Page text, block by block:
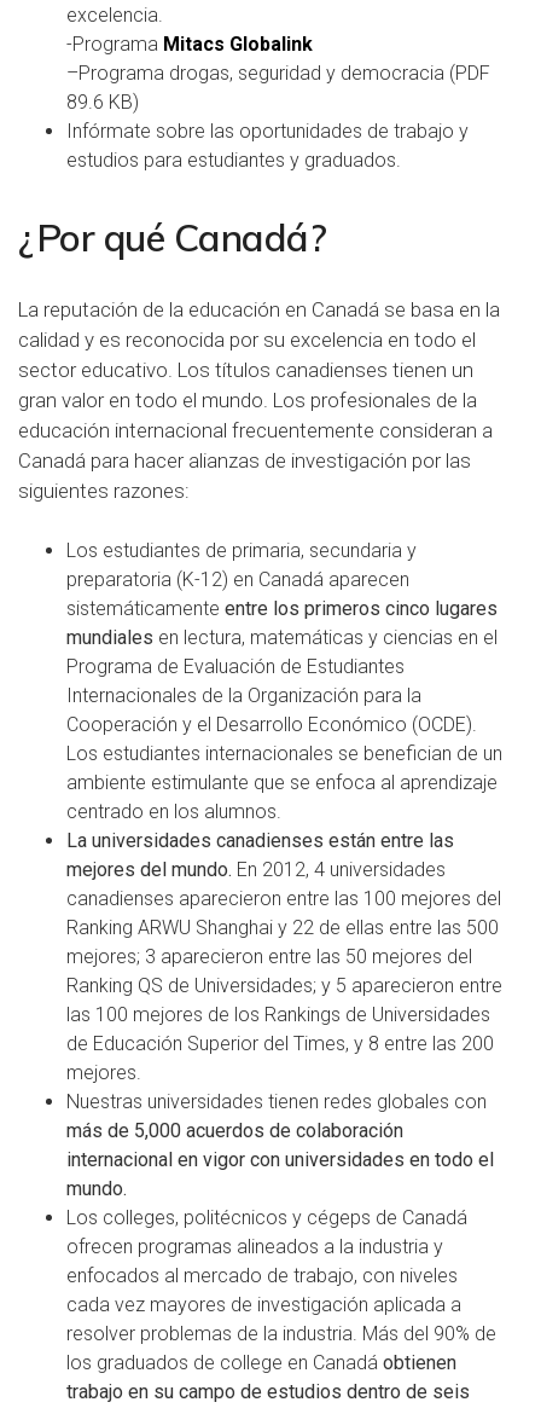
excelencia.
-Programa Mitacs Globalink
–Programa drogas, seguridad y democracia (PDF
89.6 KB)
Infórmate sobre las oportunidades de trabajo y
estudios para estudiantes y graduados.
¿Por qué Canadá?
La reputación de la educación en Canadá se basa en la
calidad y es reconocida por su excelencia en todo el
sector educativo. Los títulos canadienses tienen un
gran valor en todo el mundo. Los profesionales de la
educación internacional frecuentemente consideran a
Canadá para hacer alianzas de investigación por las
siguientes razones:
Los estudiantes de primaria, secundaria y
preparatoria (K-12) en Canadá aparecen
sistemáticamente entre los primeros cinco lugares
mundiales en lectura, matemáticas y ciencias en el
Programa de Evaluación de Estudiantes
Internacionales de la Organización para la
Cooperación y el Desarrollo Económico (OCDE).
Los estudiantes internacionales se benefician de un
ambiente estimulante que se enfoca al aprendizaje
centrado en los alumnos.
La universidades canadienses están entre las
mejores del mundo. En 2012, 4 universidades
canadienses aparecieron entre las 100 mejores del
Ranking ARWU Shanghai y 22 de ellas entre las 500
mejores; 3 aparecieron entre las 50 mejores del
Ranking QS de Universidades; y 5 aparecieron entre
las 100 mejores de los Rankings de Universidades
de Educación Superior del Times, y 8 entre las 200
mejores.
Nuestras universidades tienen redes globales con
más de 5,000 acuerdos de colaboración
internacional en vigor con universidades en todo el
mundo.
Los colleges, politécnicos y cégeps de Canadá
ofrecen programas alineados a la industria y
enfocados al mercado de trabajo, con niveles
cada vez mayores de investigación aplicada a
resolver problemas de la industria. Más del 90% de
los graduados de college en Canadá obtienen
trabajo en su campo de estudios dentro de seis